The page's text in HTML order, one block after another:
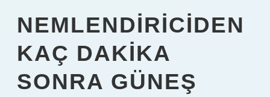
NEMLENDIRICIDEN
KAÇ DAKIKA
SONRA GÜNEŞ